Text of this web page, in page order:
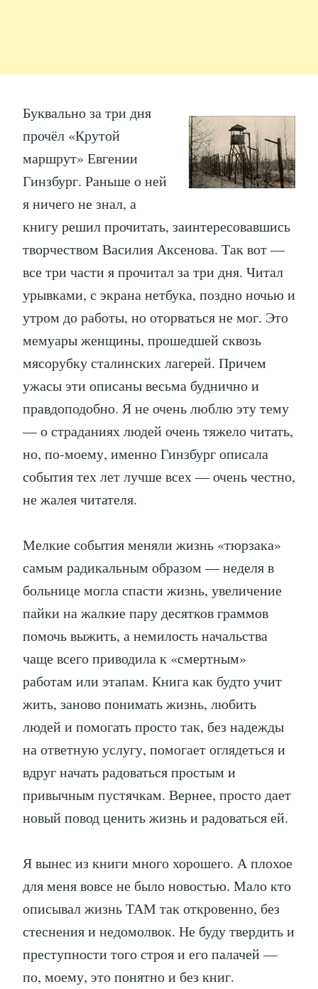
Буквально за три дня
прочёл «Крутой
маршрут» Евгении
Гинзбург. Раньше о ней
я ничего не знал, а
книгу решил прочитать, заинтересовавшись
творчеством Василия Аксенова. Так вот —
все три части я прочитал за три дня. Читал
урывками, с экрана нетбука, поздно ночью и
утром до работы, но оторваться не мог. Это
мемуары женщины, прошедшей сквозь
мясорубку сталинских лагерей. Причем
ужасы эти описаны весьма буднично и
правдоподобно. Я не очень люблю эту тему
— о страданиях людей очень тяжело читать,
но, по-моему, именно Гинзбург описала
события тех лет лучше всех — очень честно,
не жалея читателя.
Мелкие события меняли жизнь «тюрзака»
самым радикальным образом — неделя в
больнице могла спасти жизнь, увеличение
пайки на жалкие пару десятков граммов
помочь выжить, а немилость начальства
чаще всего приводила к «смертным»
работам или этапам. Книга как будто учит
жить, заново понимать жизнь, любить
людей и помогать просто так, без надежды
на ответную услугу, помогает оглядеться и
вдруг начать радоваться простым и
привычным пустячкам. Вернее, просто дает
новый повод ценить жизнь и радоваться ей.
Я вынес из книги много хорошего. А плохое
для меня вовсе не было новостью. Мало кто
описывал жизнь ТАМ так откровенно, без
стеснения и недомолвок. Не буду твердить и
преступности того строя и его палачей —
по, моему, это понятно и без книг.